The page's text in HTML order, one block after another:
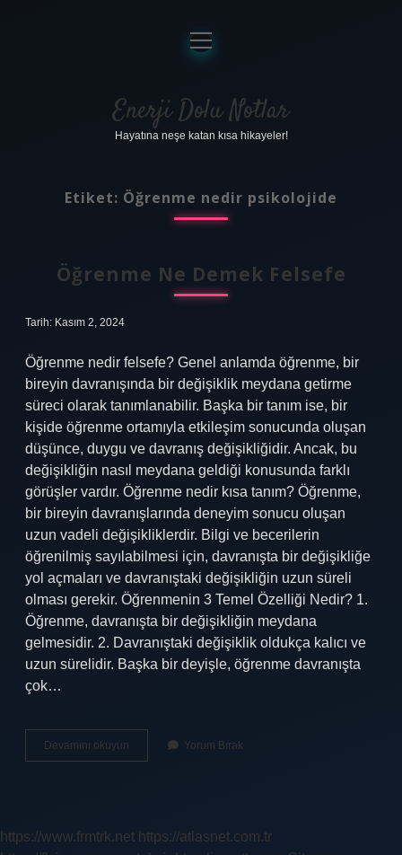
Anasayfa
Gizlilik Politikası
Yasal Uyarı
menüyü
aç
Enerji Dolu Notlar
Hayatına neşe katan kısa hikayeler!
Etiket: Öğrenme nedir psikolojide
Öğrenme Ne Demek Felsefe
Tarih: Kasım 2, 2024
Öğrenme nedir felsefe? Genel anlamda öğrenme, bir
bireyin davranışında bir değişiklik meydana getirme
süreci olarak tanımlanabilir. Başka bir tanım ise, bir
kişide öğrenme ortamıyla etkileşim sonucunda oluşan
düşünce, duygu ve davranış değişikliğidir. Ancak, bu
değişikliğin nasıl meydana geldiği konusunda farklı
görüşler vardır. Öğrenme nedir kısa tanım? Öğrenme,
bir bireyin davranışlarında deneyim sonucu oluşan
uzun vadeli değişikliklerdir. Bilgi ve becerilerin
öğrenilmiş sayılabilmesi için, davranışta bir değişikliğe
yol açmaları ve davranıştaki değişikliğin uzun süreli
olması gerekir. Öğrenmenin 3 Temel Özelliği Nedir? 1.
Öğrenme, davranışta bir değişikliğin meydana
gelmesidir. 2. Davranıştaki değişiklik oldukça kalıcı ve
uzun sürelidir. Başka bir deyişle, öğrenme davranışta
çok…
Devamını okuyun Öğrenme
Ne
Yorum Bırak
https://www.frmtrk.net https://atlasnet.com.tr